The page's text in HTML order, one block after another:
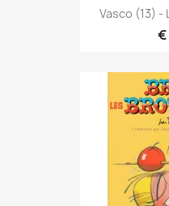
Vasco (13) -
€